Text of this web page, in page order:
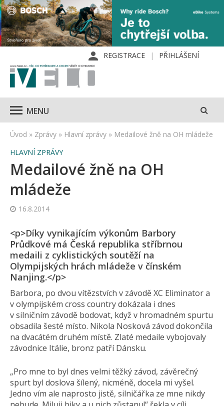
REGISTRACE PŘIHLÁŠENÍ
MENU
Úvod » Zprávy » Hlavní zprávy » Medailové žně na OH mládeže
HLAVNÍ ZPRÁVY
Medailové žně na OH
mládeže
16.8.2014
<p>Díky vynikajícím výkonům Barbory
Průdkové má Česká republika stříbrnou
medaili z cyklistických soutěží na
Olympijských hrách mládeže v čínském
Nanjing.</p>
Barbora, po dvou vítězstvích v závodě XC Eliminator a
v olympijském cross country dokázala i dnes
v silničním závodě bodovat, když v hromadném spurtu
obsadila šesté místo. Nikola Nosková závod dokončila
na dvacátém druhém místě. Zlaté medaile vybojovaly
závodnice Itálie, bronz patří Dánsku.
„Pro mne to byl dnes velmi těžký závod, závěrečný
spurt byl doslova šílený, nicméně, docela mi vyšel.
Jedno vím ale naprosto jistě, silničářka ze mne nikdy